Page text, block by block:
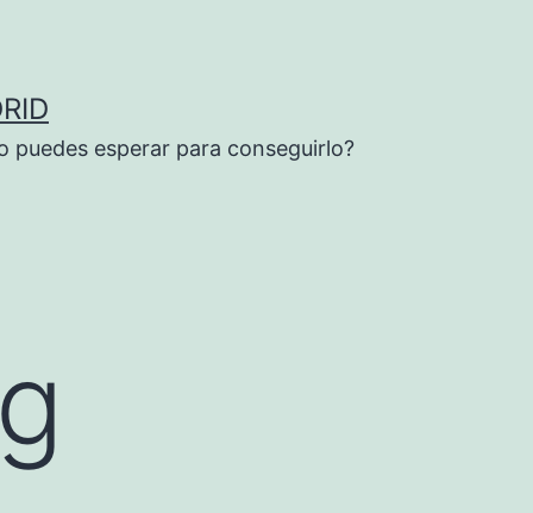
puedes esperar para conseguirlo?